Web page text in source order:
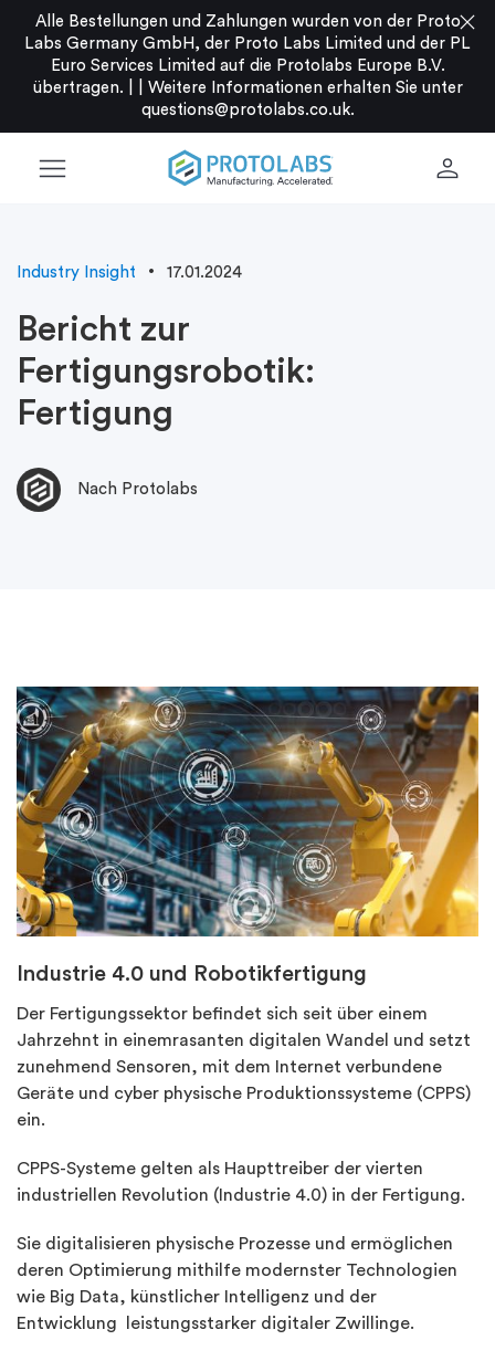
Alle Bestellungen und Zahlungen wurden von der Proto
Labs Germany GmbH, der Proto Labs Limited und der PL
Euro Services Limited auf die Protolabs Europe B.V.
übertragen. |
Weitere Informationen erhalten Sie unter
questions@protolabs.co.uk.
close
menu person
Industry Insight 17.01.2024
Bericht zur
Fertigungsrobotik:
Fertigung
Nach Protolabs
Industrie 4.0 und Robotikfertigung
Der Fertigungssektor befindet sich seit über einem
Jahrzehnt in einemrasanten digitalen Wandel und setzt
zunehmend Sensoren, mit dem Internet verbundene
Geräte und cyber physische Produktionssysteme (CPPS)
ein.
CPPS-Systeme gelten als Haupttreiber der vierten
industriellen Revolution (Industrie 4.0) in der Fertigung.
Sie digitalisieren physische Prozesse und ermöglichen
deren Optimierung mithilfe modernster Technologien
wie Big Data, künstlicher Intelligenz und der
Entwicklung leistungsstarker digitaler Zwillinge.